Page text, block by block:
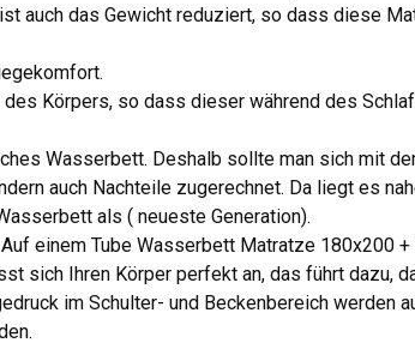
auch das Gewicht reduziert, so dass diese
Körpers, so dass dieser während des
Wasserbett. Deshalb sollte man sich mit
auch Nachteile zugerechnet. Da liegt es
als ( neueste Generation).
einem Tube Wasserbett Matratze 180x200 +
sich Ihren Körper perfekt an, das führt dazu,
im Schulter- und Beckenbereich werden